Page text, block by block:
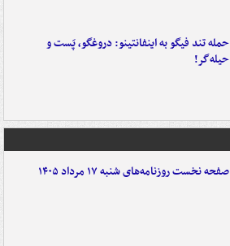
حمله تند فیگو به اینفانتینو: دروغگو، پَست‌ و
حیله‌گر!
صفحه نخست روزنامه‌های شنبه ۱۷ مرداد ۱۴۰۵